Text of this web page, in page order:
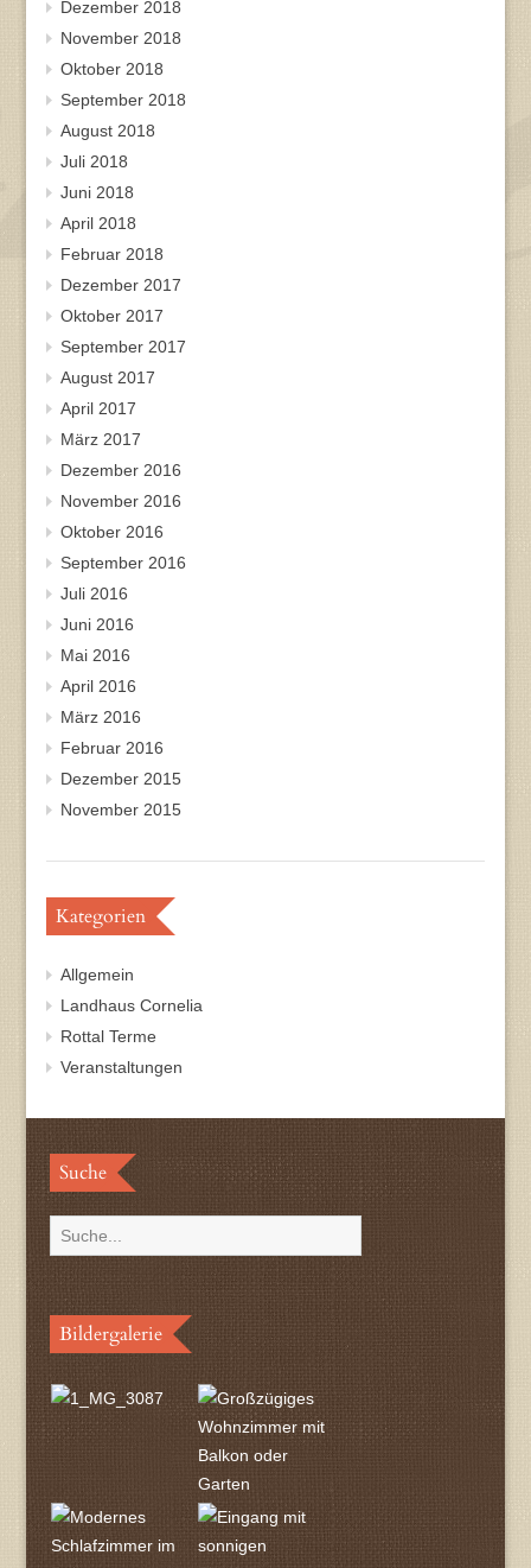
Dezember 2018
November 2018
Oktober 2018
September 2018
August 2018
Juli 2018
Juni 2018
April 2018
Februar 2018
Dezember 2017
Oktober 2017
September 2017
August 2017
April 2017
März 2017
Dezember 2016
November 2016
Oktober 2016
September 2016
Juli 2016
Juni 2016
Mai 2016
April 2016
März 2016
Februar 2016
Dezember 2015
November 2015
Kategorien
Allgemein
Landhaus Cornelia
Rottal Terme
Veranstaltungen
Suche
Bildergalerie